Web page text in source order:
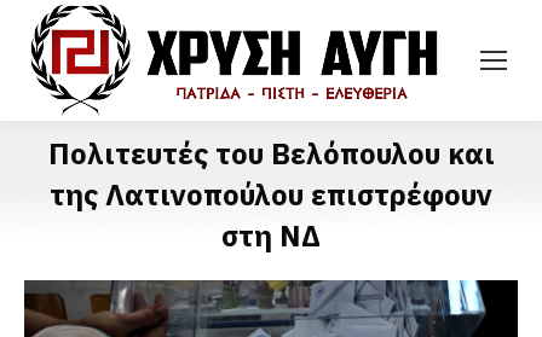
Πολιτευτές του Βελόπουλου και
της Λατινοπούλου επιστρέφουν
στη ΝΔ